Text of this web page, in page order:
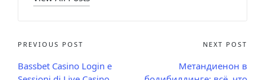
PREVIOUS POST
Bassbet Casino Login e
NEXT POST
Метандиенон в